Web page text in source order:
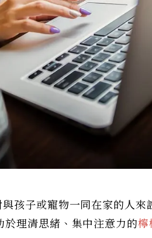
孩子或寵物一同在家的人來
理清思緒、集中注意力的檸